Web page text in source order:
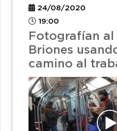
24/08/2020
19:00
Fotografían
Briones
camino al